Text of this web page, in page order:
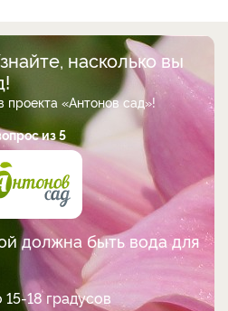
насколько вы
проекта «Антонов сад»!
из 5
должна быть вода для
18 градусов